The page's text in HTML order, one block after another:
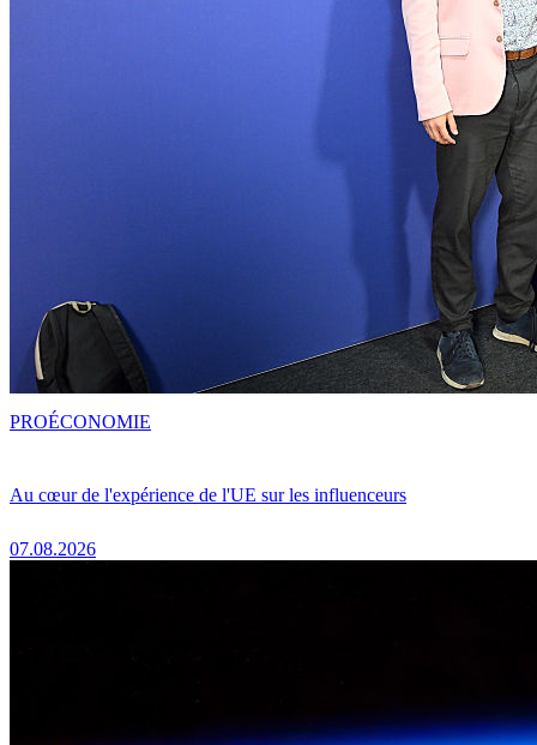
Au cœur de l'expérience de l'UE sur les influenceurs
07.08.2026
PROÉCONOMIE